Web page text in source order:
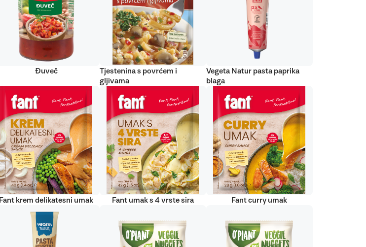
Đuveč
Tjestenina s povrćem i
gljivama
Vegeta Natur pasta paprika
blaga
Fant krem delikatesni umak Fant umak s 4 vrste sira Fant curry umak